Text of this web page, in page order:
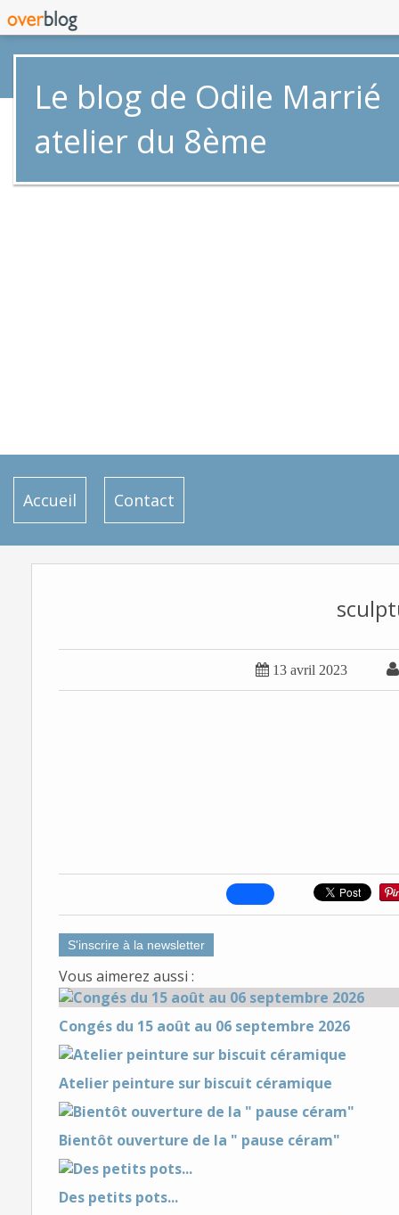
Le blog de Odile Marrié
atelier du 8ème
Accueil Contact
 13 avril 2023
S'inscrire à la newsletter
Vous aimerez aussi :
Congés du 15 août au 06 septembre 2026
Atelier peinture sur biscuit céramique
Bientôt ouverture de la " pause céram"
Des petits pots...